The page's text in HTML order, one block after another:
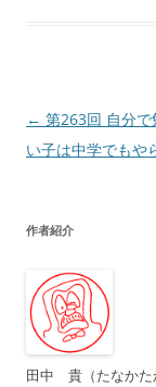
投
稿
ゲ
シ
ョ
← 第263回 自分
い子は中学でもや
作者紹介
田中 貴（たなかた